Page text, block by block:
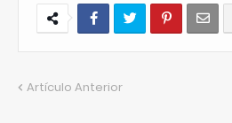
Artículo Anterior